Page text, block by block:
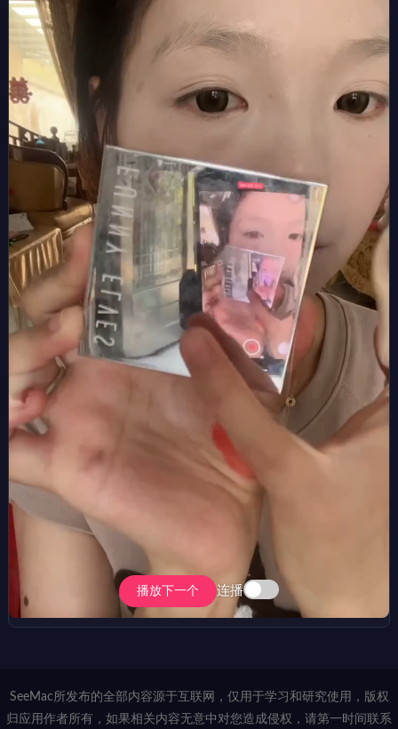
播放下一个 连播
SeeMac所发布的全部内容源于互联网，仅用于学习和研究使用，版权
归应用作者所有，如果相关内容无意中对您造成侵权，请第一时间联系